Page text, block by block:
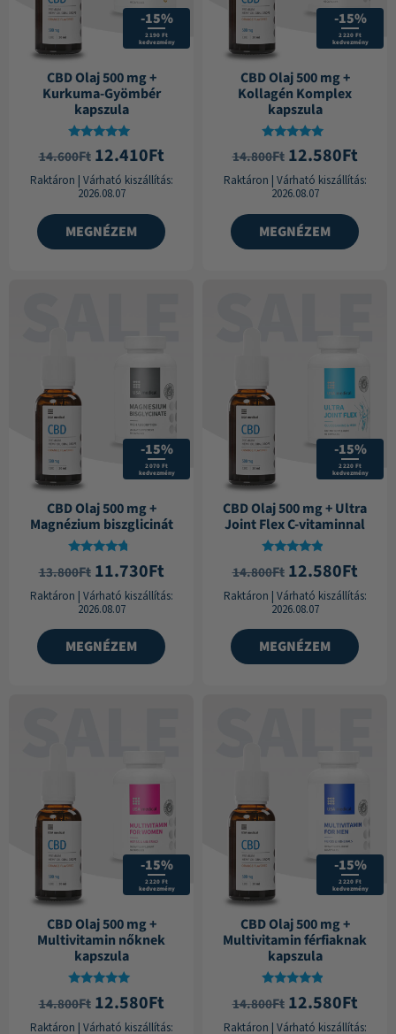
-15%
2 190 Ft
kedvezmény
CBD Olaj 500 mg +
Kurkuma-Gyömbér
kapszula
Értékelés:
5.00
14.600Ft 12.410Ft
Raktáron | Várható kiszállítás:
2026.08.07
MEGNÉZEM
-15%
2 220 Ft
kedvezmény
CBD Olaj 500 mg +
Kollagén Komplex
kapszula
Értékelés:
4.74
14.800Ft 12.580Ft
Raktáron | Várható kiszállítás:
2026.08.07
MEGNÉZEM
-15%
2 070 Ft
kedvezmény
CBD Olaj 500 mg +
Magnézium biszglicinát
Értékelés:
4.50
13.800Ft 11.730Ft
Raktáron | Várható kiszállítás:
2026.08.07
MEGNÉZEM
-15%
2 220 Ft
kedvezmény
CBD Olaj 500 mg + Ultra
Joint Flex C-vitaminnal
Értékelés:
4.63
14.800Ft 12.580Ft
Raktáron | Várható kiszállítás:
2026.08.07
MEGNÉZEM
-15%
2 220 Ft
kedvezmény
CBD Olaj 500 mg +
Multivitamin nőknek
kapszula
Értékelés:
4.77
14.800Ft 12.580Ft
Raktáron | Várható kiszállítás:
-15%
2 220 Ft
kedvezmény
CBD Olaj 500 mg +
Multivitamin férfiaknak
kapszula
Értékelés:
4.63
14.800Ft 12.580Ft
Raktáron | Várható kiszállítás: